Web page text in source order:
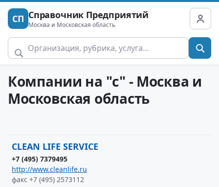
СП Справочник Предприятий
Москва и Московская область
Компании на "c" - Москва и
Московская область
CLEAN LIFE SERVICE
+7 (495) 7379495
http://www.cleanlife.ru
факс +7 (495) 2573112